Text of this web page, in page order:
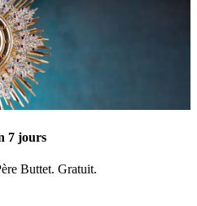
7 jours
Buttet. Gratuit.